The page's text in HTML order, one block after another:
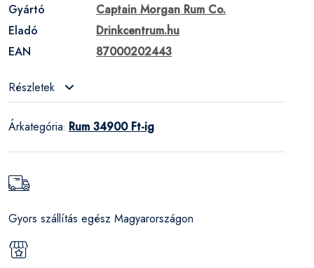
Gyártó
Captain Morgan Rum Co.
Eladó
Drinkcentrum.hu
EAN
87000202443
Részletek
Árkategória: Rum 34900 Ft-ig
Gyors szállítás egész Magyarországon